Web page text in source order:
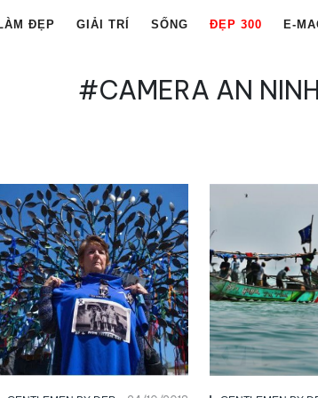
ĐẸP GIẢI TRÍ SỐNG ĐẸP 300 E-
#CAMERA AN NINH